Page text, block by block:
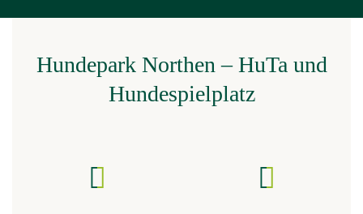
Hundetagesstätte
Hundepark Northen – HuTa und
Hundespielplatz

 
